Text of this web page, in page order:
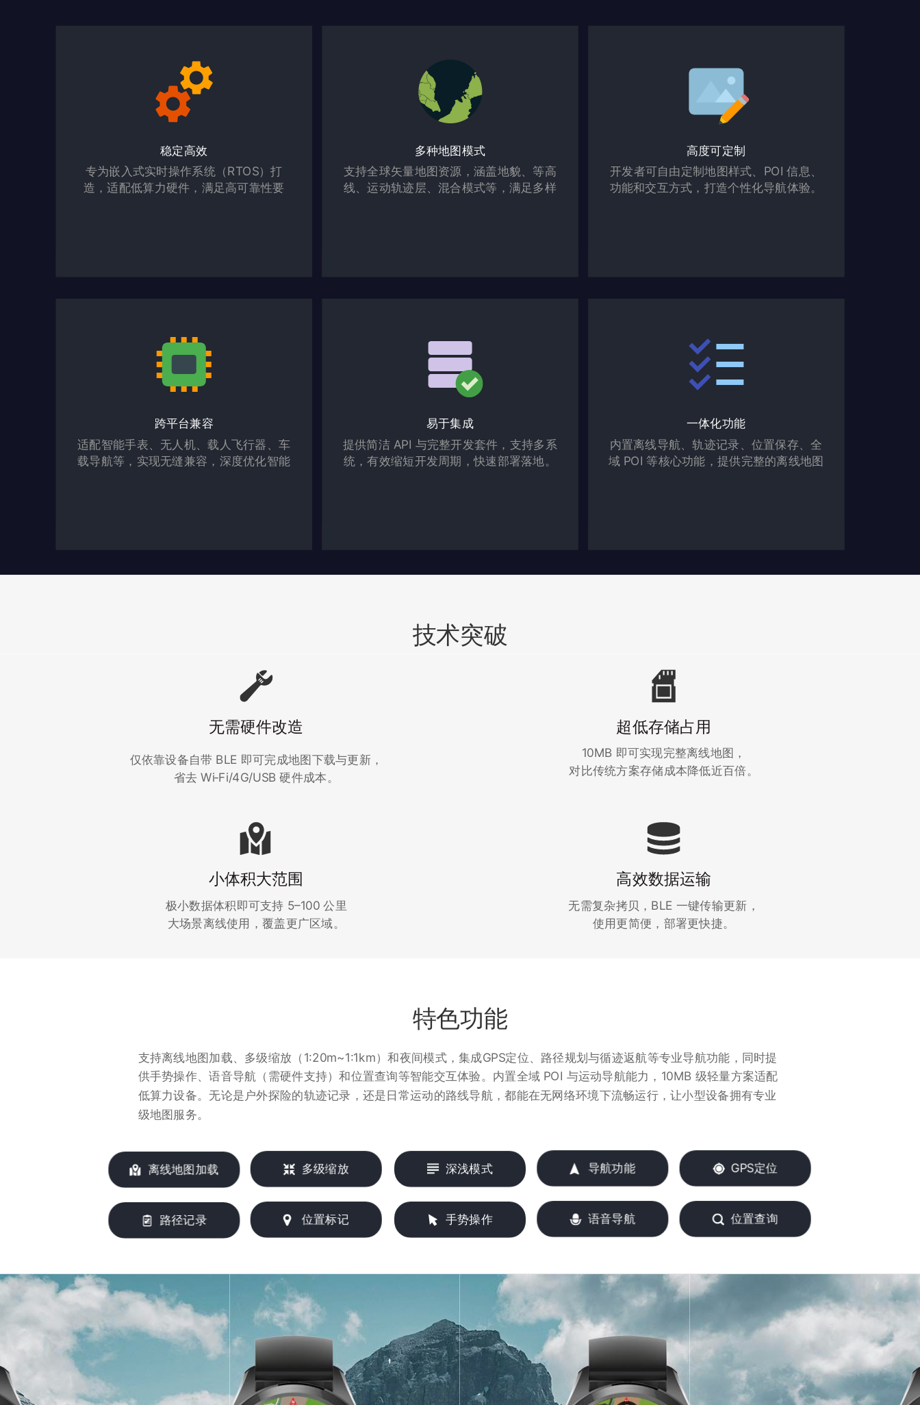
稳定高效
专为嵌入式实时操作系统（RTOS）打
造，适配低算力硬件，满足高可靠性要
多种地图模式
支持全球矢量地图资源，涵盖地貌、等高
线、运动轨迹层、混合模式等，满足多样
高度可定制
开发者可自由定制地图样式、POI 信息、
功能和交互方式，打造个性化导航体验。
跨平台兼容
适配智能手表、无人机、载人飞行器、车
载导航等，实现无缝兼容，深度优化智能
易于集成
提供简洁 API 与完整开发套件，支持多系
统，有效缩短开发周期，快速部署落地。
一体化功能
内置离线导航、轨迹记录、位置保存、全
域 POI 等核心功能，提供完整的离线地图
技术突破
无需硬件改造
仅依靠设备自带 BLE 即可完成地图下载与更新，
省去 Wi‑Fi/4G/USB 硬件成本。
超低存储占用
10MB 即可实现完整离线地图，
对比传统方案存储成本降低近百倍。
小体积大范围
极小数据体积即可支持 5–100 公里
大场景离线使用，覆盖更广区域。
高效数据运输
无需复杂拷贝，BLE 一键传输更新，
使用更简便，部署更快捷。
特色功能
支持离线地图加载、多级缩放（1:20m~1:1km）和夜间模式，集成GPS定位、路径规划与循迹返航等专业导航功能，同时提
供手势操作、语音导航（需硬件支持）和位置查询等智能交互体验。内置全域 POI 与运动导航能力，10MB 级轻量方案适配
低算力设备。无论是户外探险的轨迹记录，还是日常运动的路线导航，都能在无网络环境下流畅运行，让小型设备拥有专业
级地图服务。
离线地图加载
路径记录
多级缩放
位置标记
深浅模式
手势操作
导航功能
语音导航
GPS定位
位置查询